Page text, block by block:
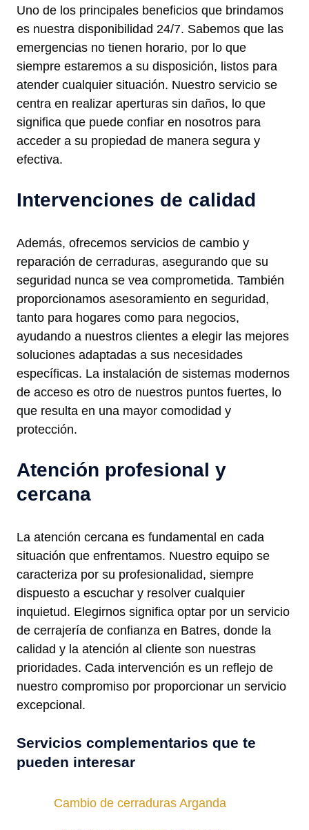
Uno de los principales beneficios que brindamos
es nuestra disponibilidad 24/7. Sabemos que las
emergencias no tienen horario, por lo que
siempre estaremos a su disposición, listos para
atender cualquier situación. Nuestro servicio se
centra en realizar aperturas sin daños, lo que
significa que puede confiar en nosotros para
acceder a su propiedad de manera segura y
efectiva.
Intervenciones de calidad
Además, ofrecemos servicios de cambio y
reparación de cerraduras, asegurando que su
seguridad nunca se vea comprometida. También
proporcionamos asesoramiento en seguridad,
tanto para hogares como para negocios,
ayudando a nuestros clientes a elegir las mejores
soluciones adaptadas a sus necesidades
específicas. La instalación de sistemas modernos
de acceso es otro de nuestros puntos fuertes, lo
que resulta en una mayor comodidad y
protección.
Atención profesional y
cercana
La atención cercana es fundamental en cada
situación que enfrentamos. Nuestro equipo se
caracteriza por su profesionalidad, siempre
dispuesto a escuchar y resolver cualquier
inquietud. Elegirnos significa optar por un servicio
de cerrajería de confianza en Batres, donde la
calidad y la atención al cliente son nuestras
prioridades. Cada intervención es un reflejo de
nuestro compromiso por proporcionar un servicio
excepcional.
Servicios complementarios que te
pueden interesar
Cambio de cerraduras Arganda